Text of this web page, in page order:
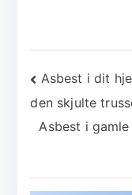
Asbest i dit
den skjulte
Asbest i